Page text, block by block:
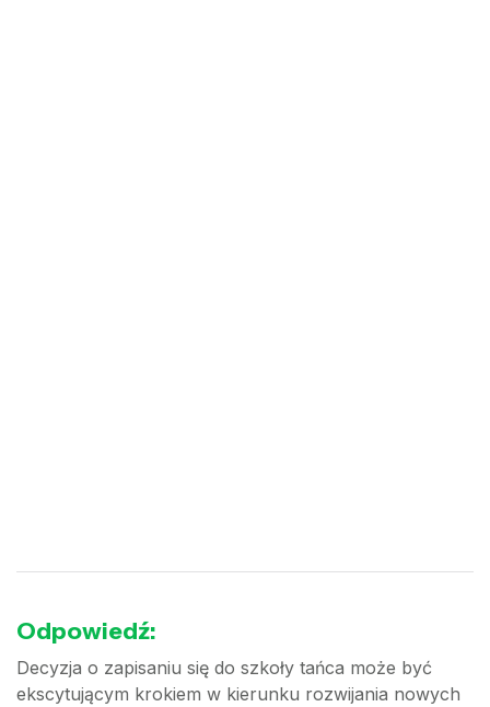
Odpowiedź:
Decyzja o zapisaniu się do szkoły tańca może być
ekscytującym krokiem w kierunku rozwijania nowych